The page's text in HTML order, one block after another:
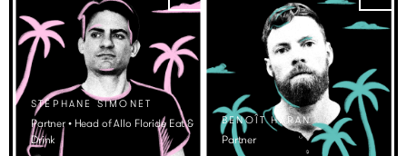
STÉPHANE SIMONET
Partner • Head of Allo Floride Eat &
Drink
BENOÎT HARAN
Partner